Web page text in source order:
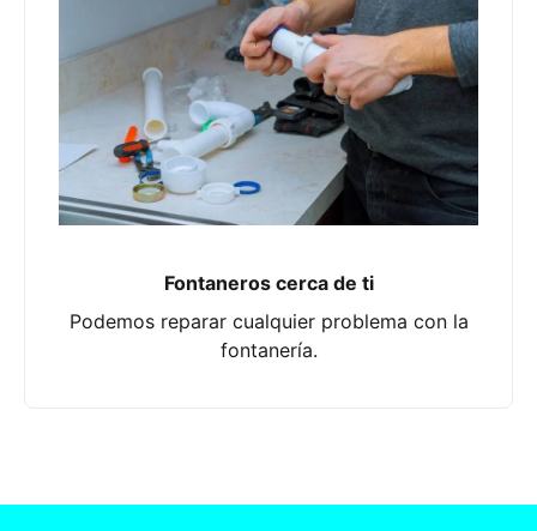
Fontaneros cerca de ti
Podemos reparar cualquier problema con la
fontanería.